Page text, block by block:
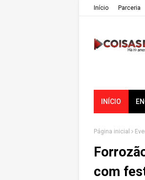
Iní­cio Parceria
INÍCIO
Página inicial
com